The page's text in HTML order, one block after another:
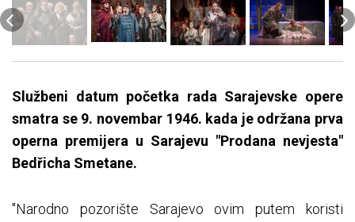
Službeni datum početka rada Sarajevske opere
smatra se 9. novembar 1946. kada je održana prva
operna premijera u Sarajevu "Prodana nevjesta"
Bedřicha Smetane.
"Narodno pozorište Sarajevo ovim putem koristi